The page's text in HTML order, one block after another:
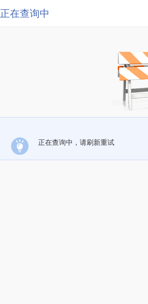
正在查询中
正在查询中，请刷新重试